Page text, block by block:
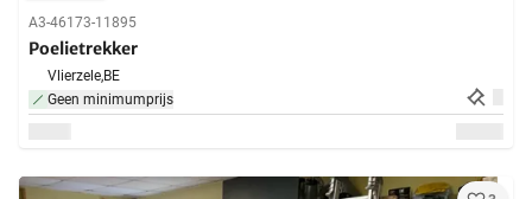
A3-46173-11895
Poelietrekker
Vlierzele,BE
Geen minimumprijs